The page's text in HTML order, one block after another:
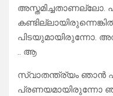
അസ്തമിച്ചതാണല്ലോ.
പിടയുമായിരുന്നോ.
.. ആ
സ്വാതന്ത്ര്യം ഞാൻ
പ്രണയമായിരുന്നോ